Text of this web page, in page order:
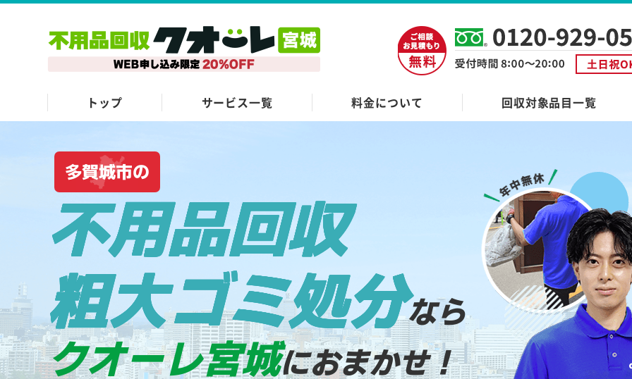
トップ サービス一覧 料金について 回収対象品目一覧
多賀城市の
不用品回収
粗大ゴミ処分なら
クオーレ宮城におまかせ！